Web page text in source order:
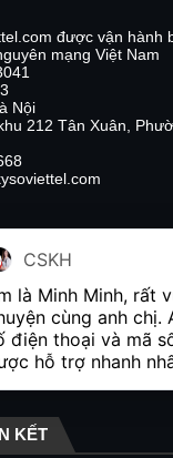
được vận hành
mạng Việt Nam
Nội
212 Tân Xuân,
Nghị định
quy
từ điện
Chữ ký số
Chữ ký số
Chữ ký số
KẾT
CSKH
là Minh Minh, rất
cùng anh chị.
điện thoại và mã
hỗ trợ nhanh